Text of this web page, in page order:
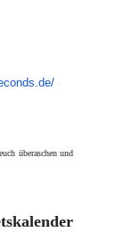
überaschen und